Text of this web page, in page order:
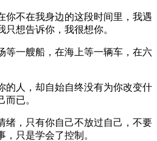
你不在我身边的这段时间里，我遇
想告诉你，我很想你。
等一艘船，在海上等一辆车，在六
的人，却自始自终没有为你改变什
已。
绪，只有你自己不放过自己，不要
只是学会了控制。